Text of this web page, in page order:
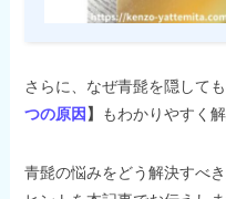
さらに、なぜ青髭を隠して
つの原因 】 もわかりやすく解
青髭の悩みをどう解決すべ